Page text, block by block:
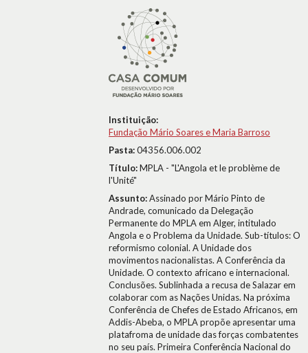
Instituição:
Fundação Mário Soares e Maria Barroso
Pasta:04356.006.002
Título:MPLA - "L'Angola et le problème de
l'Unité"
Assunto:Assinado por Mário Pinto de
Andrade, comunicado da Delegação
Permanente do MPLA em Alger, intitulado
Angola e o Problema da Unidade. Sub-títulos: O
reformismo colonial. A Unidade dos
movimentos nacionalistas. A Conferência da
Unidade. O contexto africano e internacional.
Conclusões. Sublinhada a recusa de Salazar em
colaborar com as Nações Unidas. Na próxima
Conferência de Chefes de Estado Africanos, em
Addis-Abeba, o MPLA propõe apresentar uma
platafroma de unidade das forças combatentes
no seu país. Primeira Conferência Nacional do